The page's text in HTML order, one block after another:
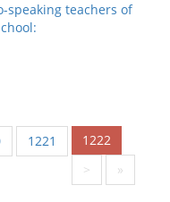
speaking teachers of
1221
1222
>
»